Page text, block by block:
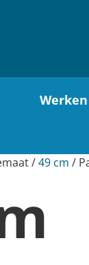
/49 cm /